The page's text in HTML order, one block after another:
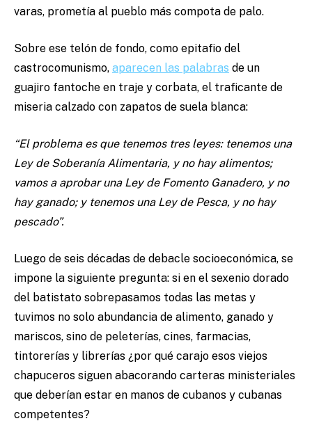
varas, prometía al pueblo más compota de palo.
Sobre ese telón de fondo, como epitafio del
castrocomunismo, aparecen las palabras de un
guajiro fantoche en traje y corbata, el traficante de
miseria calzado con zapatos de suela blanca:
“El problema es que tenemos tres leyes: tenemos una
Ley de Soberanía Alimentaria, y no hay alimentos;
vamos a aprobar una Ley de Fomento Ganadero, y no
hay ganado; y tenemos una Ley de Pesca, y no hay
pescado”.
Luego de seis décadas de debacle socioeconómica, se
impone la siguiente pregunta: si en el sexenio dorado
del batistato sobrepasamos todas las metas y
tuvimos no solo abundancia de alimento, ganado y
mariscos, sino de peleterías, cines, farmacias,
tintorerías y librerías ¿por qué carajo esos viejos
chapuceros siguen abacorando carteras ministeriales
que deberían estar en manos de cubanos y cubanas
competentes?